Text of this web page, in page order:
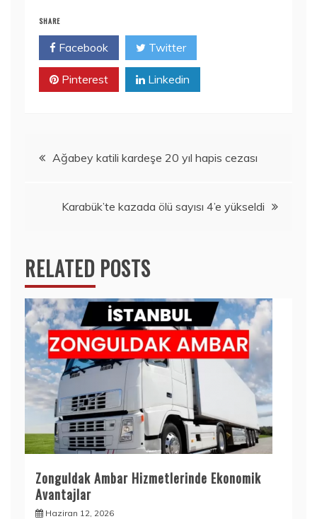
SHARE
Facebook Twitter
Pinterest Linkedin
YazıAğabey katili kardeşe 20 yıl hapis cezası
Karabük’te kazada ölü sayısı 4’e yükseldi
RELATED POSTS
Zonguldak Ambar Hizmetlerinde Ekonomik
Avantajlar
Haziran 12, 2026